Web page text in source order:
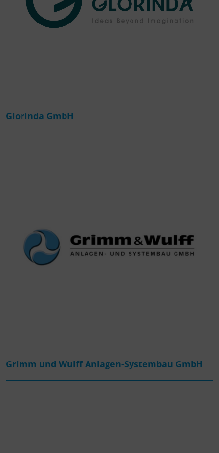
Glorinda GmbH
Grimm und Wulff Anlagen-Systembau GmbH